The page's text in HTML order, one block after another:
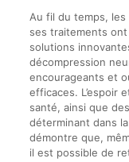
Au fil du temps,
ses traitements
solutions
décompression
encourageants et
efficaces. L’espoir
santé, ainsi que
déterminant dans
démontre que,
il est possible de